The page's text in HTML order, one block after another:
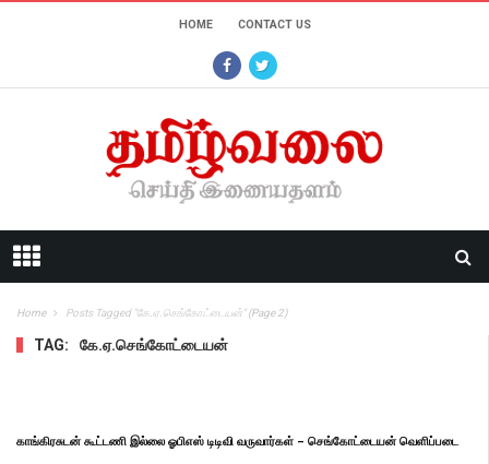
HOME CONTACT US
Home Posts Tagged "கே.ஏ.செங்கோட்டையன்"(Page 2)
TAG: கே.ஏ.செங்கோட்டையன்
காங்கிரசுடன் கூட்டணி இல்லை ஓபிஎஸ் டிடிவி வருவார்கள் – செங்கோட்டையன் வெளிப்படை